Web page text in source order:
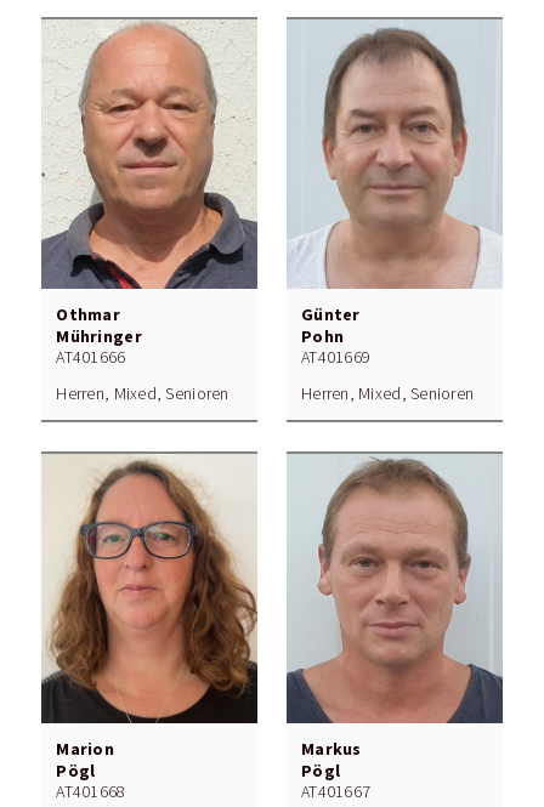
Othmar
Mühringer
AT401666
Herren, Mixed, Senioren
Günter
Pohn
AT401669
Herren, Mixed, Senioren
Marion
Pögl
AT401668
Markus
Pögl
AT401667